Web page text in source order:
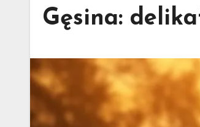
Gęsina: